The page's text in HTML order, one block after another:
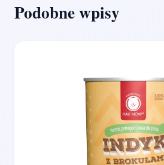
Podobne wpisy